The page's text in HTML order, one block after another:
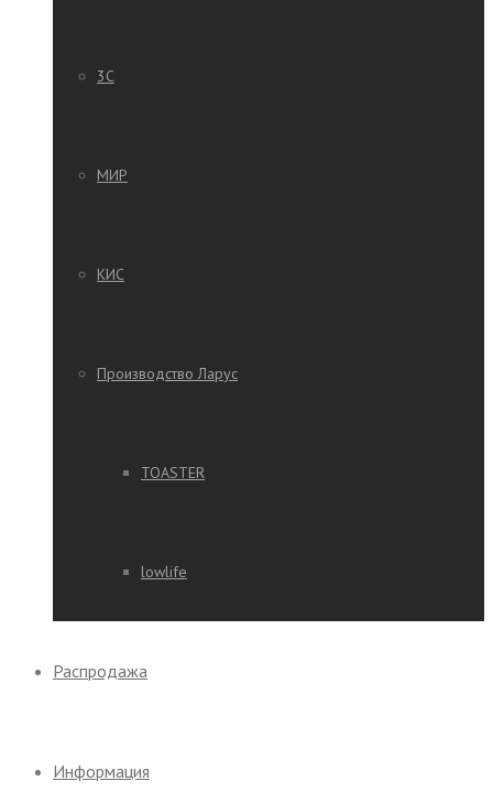
3C
МИР
КИС
Производство Ларус
TOASTER
lowlife
Распродажа
Информация